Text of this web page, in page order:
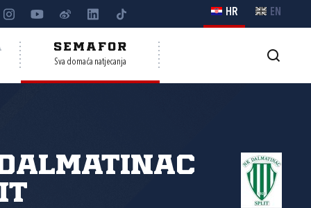
HR EN
SEMAFOR
Sva domaća natjecanja